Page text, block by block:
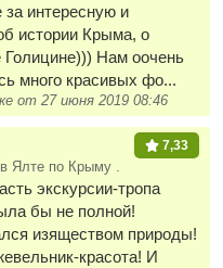
интересную и
истории Крыма, о
Нам оочень
много красивых фо...
от 27 июня 2019 08:46
7,33
в Ялте по Крыму .
экскурсии-тропа
бы не полной!
изяществом природы!
красота! И